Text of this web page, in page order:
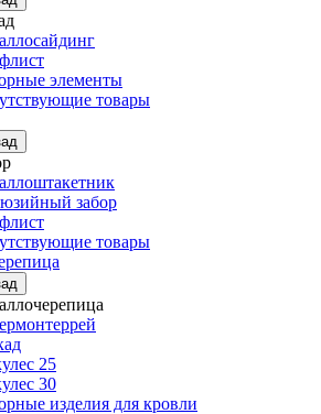
элементы
товары
забор
товары
25
30
изделия для кровли